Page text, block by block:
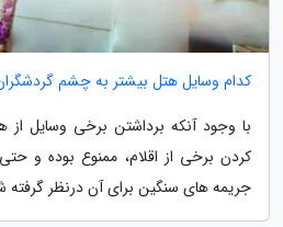
کدام وسایل هتل بیشتر به چشم
با وجود آنکه برداشتن برخی وسایل از
کردن برخی از اقلام، ممنوع بوده و
جریمه های سنگین برای آن درنظر